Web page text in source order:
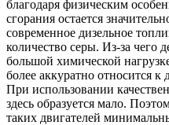
благодаря физическим
сгорания остается
современное дизельное
количество серы. Из-за чего
большой химической
более аккуратно относится к
При использовании
здесь образуется мало.
таких двигателей